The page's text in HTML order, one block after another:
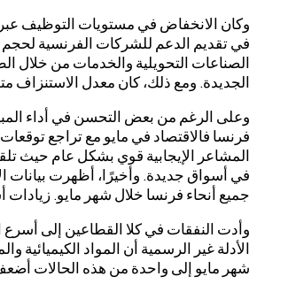
وكان الانخفاض في مستويات التوظيف عبر
في تقديم الدعم للشركات الفرنسية
الصناعات التحويلية والخدمات من خلال
الجديدة. ومع ذلك، كان معدل الاستنزاف
وعلى الرغم من بعض التحسن في أداء
فرنسا فالاقتصاد في مايو مع تراجع
المشاعر الإيجابية قوي بشكل عام حيث
في أسواق جديدة. وأخيرًا، أظهرت بيانات
جميع أنحاء فرنسا خلال شهر مايو.
وأدت النفقات في كلا القطاعين إلى
الأدلة غير الرسمية أن المواد
شهر مايو إلى واحدة من هذه الحالات